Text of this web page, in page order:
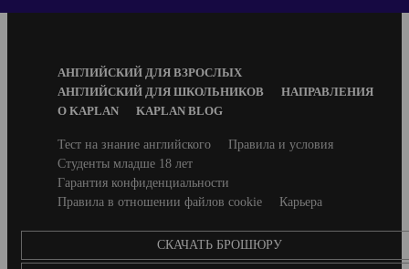
АНГЛИЙСКИЙ ДЛЯ ВЗРОСЛЫХ
АНГЛИЙСКИЙ ДЛЯ ШКОЛЬНИКОВ
НАПРАВЛЕНИЯ
О KAPLAN
KAPLAN BLOG
SecondaryТест на знание английского
Правила и условия
Студенты младше 18 лет
Гарантия конфиденциальности
Правила в отношении файлов cookie
Карьера
CКАЧАТЬ БРОШЮРУ